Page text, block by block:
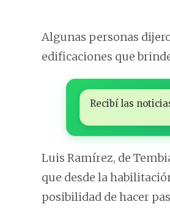
Algunas personas
edificaciones que
Recibí las
Luis Ramírez, de
que desde la
posibilidad de hacer